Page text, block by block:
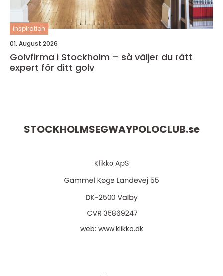
inspiration
01. August 2026
Golvfirma i Stockholm – så väljer du rätt
expert för ditt golv
STOCKHOLMSEGWAYPOLOCLUB.se
web: www.klikko.dk